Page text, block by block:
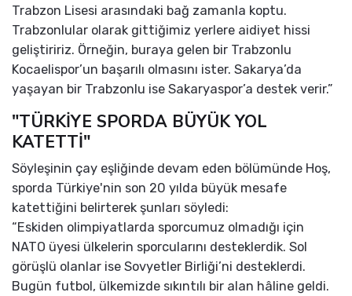
Trabzon Lisesi arasındaki bağ zamanla koptu.
Trabzonlular olarak gittiğimiz yerlere aidiyet hissi
geliştiririz. Örneğin, buraya gelen bir Trabzonlu
Kocaelispor’un başarılı olmasını ister. Sakarya’da
yaşayan bir Trabzonlu ise Sakaryaspor’a destek verir.”
"TÜRKİYE SPORDA BÜYÜK YOL
KATETTİ"
Söyleşinin çay eşliğinde devam eden bölümünde Hoş,
sporda Türkiye'nin son 20 yılda büyük mesafe
katettiğini belirterek şunları söyledi:
“Eskiden olimpiyatlarda sporcumuz olmadığı için
NATO üyesi ülkelerin sporcularını desteklerdik. Sol
görüşlü olanlar ise Sovyetler Birliği’ni desteklerdi.
Bugün futbol, ülkemizde sıkıntılı bir alan hâline geldi.